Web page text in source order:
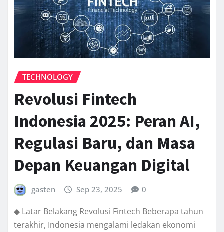
TECHNOLOGY
Revolusi Fintech
Indonesia 2025: Peran AI,
Regulasi Baru, dan Masa
Depan Keuangan Digital
gasten Sep 23, 2025 0
◆ Latar Belakang Revolusi Fintech Beberapa tahun
terakhir, Indonesia mengalami ledakan ekonomi